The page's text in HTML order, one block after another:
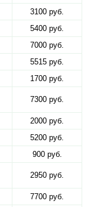
3100 руб.
5400 руб.
7000 руб.
5515 руб.
1700 руб.
7300 руб.
2000 руб.
5200 руб.
900 руб.
2950 руб.
7700 руб.